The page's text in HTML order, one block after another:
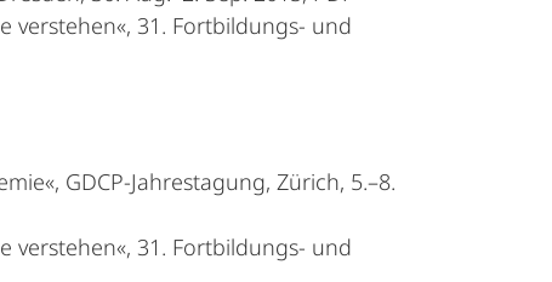
verstehen«, 31. Fortbildungs- und
GDCP-Jahrestagung, Zürich, 5.–8.
verstehen«, 31. Fortbildungs- und